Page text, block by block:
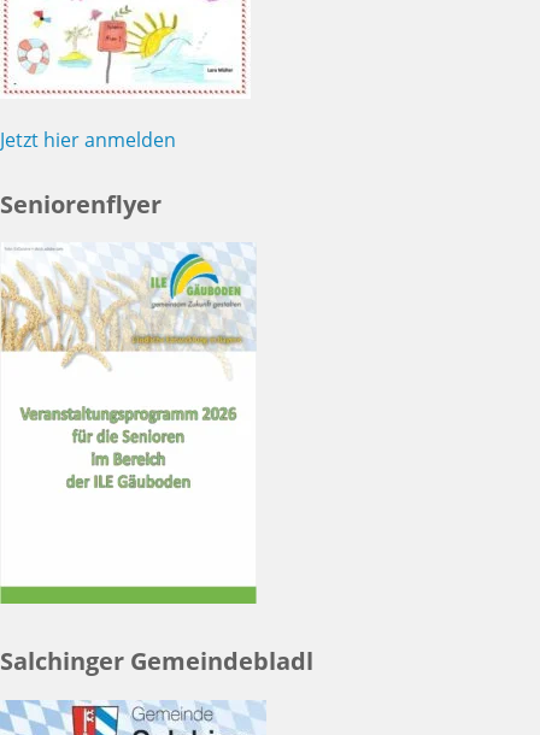
Jetzt hier anmelden
Seniorenflyer
Salchinger Gemeindebladl